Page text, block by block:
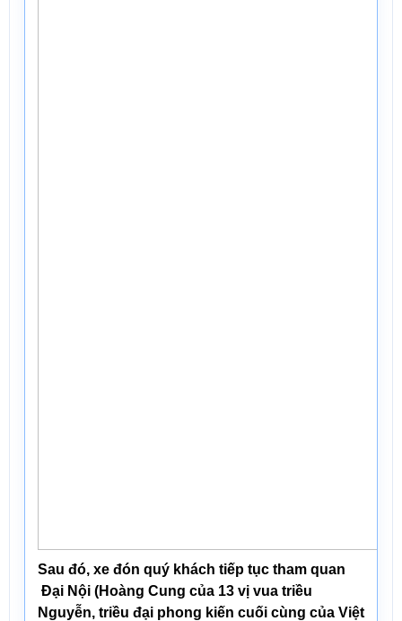
Sau đó, xe đón quý khách tiếp tục tham quan
Đại Nội (Hoàng Cung của 13 vị vua triều
Nguyễn, triều đại phong kiến cuối cùng của Việt